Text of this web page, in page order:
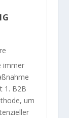
immer
1. B2B
um